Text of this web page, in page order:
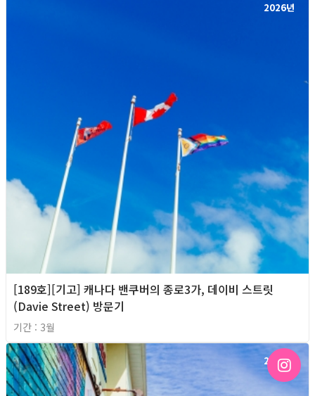
2026년
[189호][기고] 캐나다 밴쿠버의 종로3가, 데이비 스트릿
(Davie Street) 방문기
기간 : 3월
2026년